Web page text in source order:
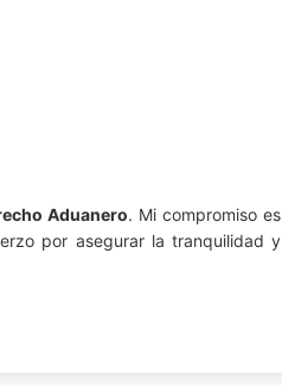
Aduanero. Mi compromiso es
por asegurar la tranquilidad y